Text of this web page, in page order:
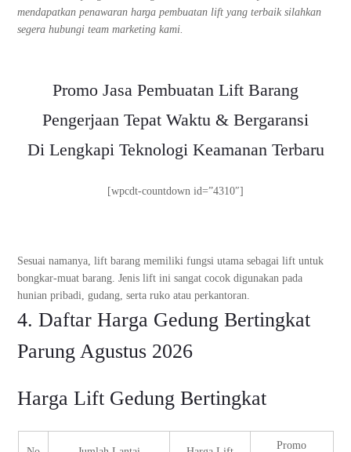
mendapatkan penawaran harga pembuatan lift yang terbaik silahkan
segera hubungi team marketing kami.
Promo Jasa Pembuatan Lift Barang
Pengerjaan Tepat Waktu & Bergaransi
Di Lengkapi Teknologi Keamanan Terbaru
[wpcdt-countdown id=”4310″]
Sesuai namanya, lift barang memiliki fungsi utama sebagai lift untuk
bongkar-muat barang. Jenis lift ini sangat cocok digunakan pada
hunian pribadi, gudang, serta ruko atau perkantoran.
4. Daftar Harga Gedung Bertingkat
Parung Agustus 2026
Harga Lift Gedung Bertingkat
Promo